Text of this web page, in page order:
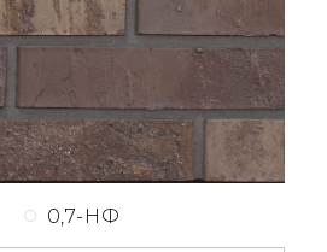
0,7-НФ